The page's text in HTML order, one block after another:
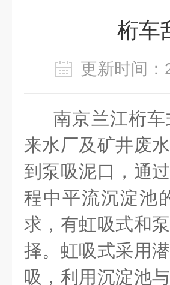
桁车
更新时间
南京兰江桁
来水厂及矿井废
到泵吸泥口，通
程中平流沉淀池
求，有虹吸式和
择。虹吸式采用
吸，利用沉淀池